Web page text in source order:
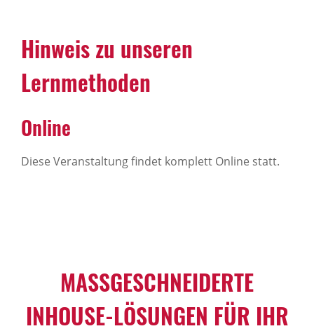
Hinweis zu unseren
Lernmethoden
Online
Diese Veranstaltung findet komplett Online statt.
MASSGESCHNEIDERTE I
NHOUSE-LÖSUNGEN FÜR IHR U